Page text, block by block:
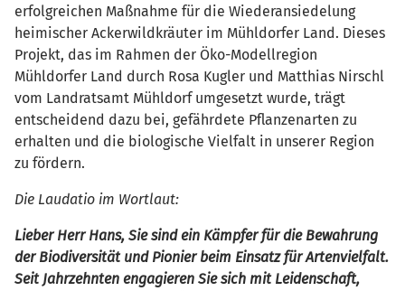
erfolgreichen Maßnahme für die Wiederansiedelung
heimischer Ackerwildkräuter im Mühldorfer Land. Dieses
Projekt, das im Rahmen der Öko-Modellregion
Mühldorfer Land durch Rosa Kugler und Matthias Nirschl
vom Landratsamt Mühldorf umgesetzt wurde, trägt
entscheidend dazu bei, gefährdete Pflanzenarten zu
erhalten und die biologische Vielfalt in unserer Region
zu fördern.
Die Laudatio im Wortlaut:
Lieber Herr Hans, Sie sind ein Kämpfer für die Bewahrung
der Biodiversität und Pionier beim Einsatz für Artenvielfalt.
Seit Jahrzehnten engagieren Sie sich mit Leidenschaft,